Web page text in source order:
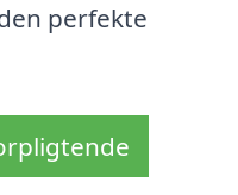
perfekte